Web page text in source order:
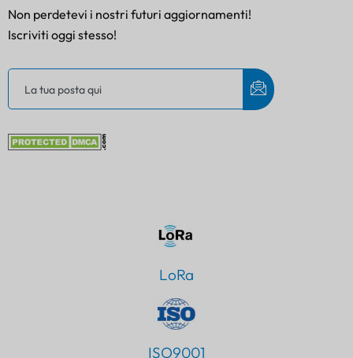
Non perdetevi i nostri futuri aggiornamenti!
Iscriviti oggi stesso!
LoRa
ISO9001